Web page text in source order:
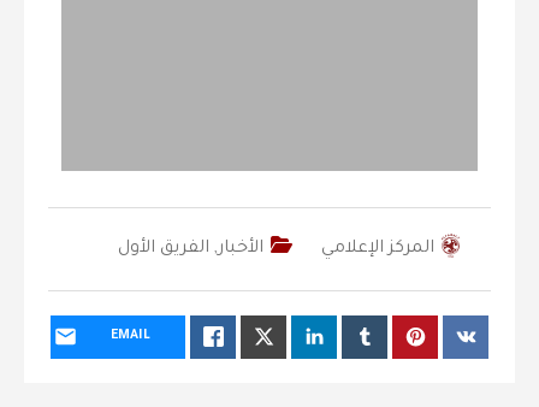
المركز الإعلامي الأخبار, الفريق الأول
EMAIL